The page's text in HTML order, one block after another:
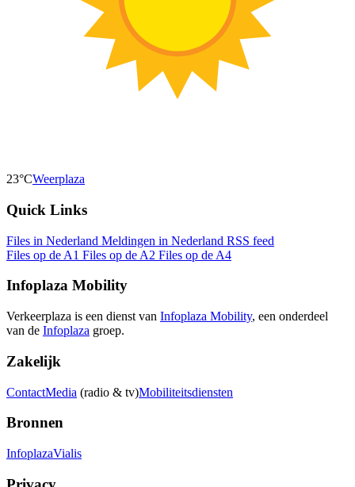
23°CWeerplaza
Quick Links
Files in Nederland Meldingen in Nederland RSS feed
Files op de A1 Files op de A2 Files op de A4
Infoplaza Mobility
Verkeerplaza is een dienst van Infoplaza Mobility, een onderdeel
van de Infoplaza groep.
Zakelijk
ContactMedia (radio & tv)Mobiliteitsdiensten
Bronnen
InfoplazaVialis